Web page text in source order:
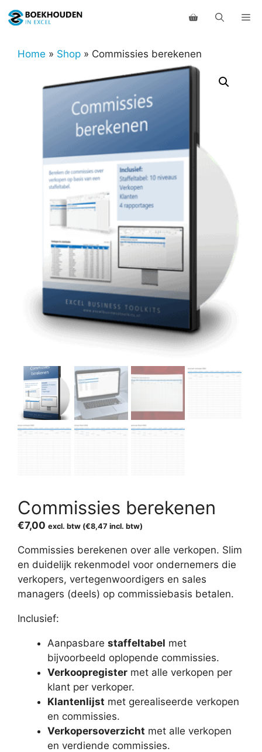
naar
inhoudHome » Shop » Commissies berekenen
Commissies berekenen
€7,00 excl. btw (€8,47 incl. btw)
Commissies berekenen over alle verkopen. Slim
en duidelijk rekenmodel voor ondernemers die
verkopers, vertegenwoordigers en sales
managers (deels) op commissiebasis betalen.
Inclusief:
Aanpasbare staffeltabel met
bijvoorbeeld oplopende commissies.
Verkoopregister met alle verkopen per
klant per verkoper.
Klantenlijst met gerealiseerde verkopen
en commissies.
Verkopersoverzicht met alle verkopen
en verdiende commissies.